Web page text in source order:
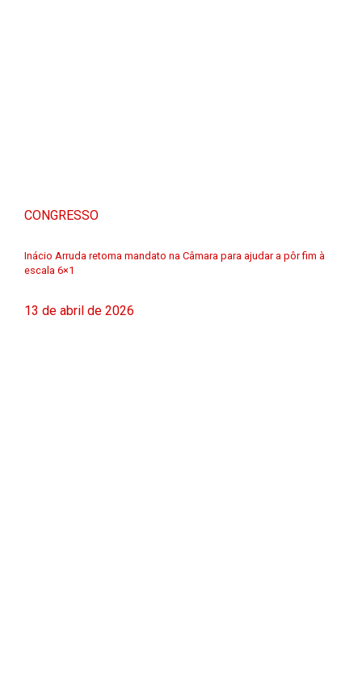
CONGRESSO
Inácio Arruda retoma mandato na Câmara para ajudar a pôr fim à
escala 6×1
13 de abril de 2026